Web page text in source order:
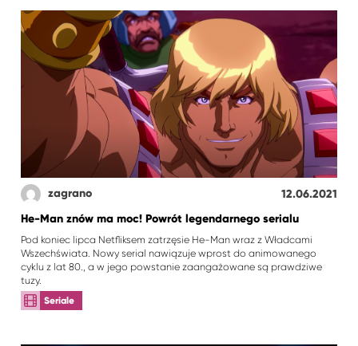
zagrano
12.06.2021
He-Man znów ma moc! Powrót legendarnego serialu
Pod koniec lipca Netfliksem zatrzęsie He-Man wraz z Władcami
Wszechświata. Nowy serial nawiązuje wprost do animowanego
cyklu z lat 80., a w jego powstanie zaangażowane są prawdziwe
tuzy.
Seriale